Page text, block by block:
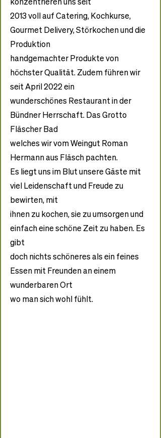
2013 voll auf Catering, Kochkurse,
Gourmet Delivery, Störkochen und die
Produktion
handgemachter Produkte von
höchster Qualität. Zudem führen wir
seit April 2022 ein
wunderschönes Restaurant in der
Bündner Herrschaft. Das Grotto
Fläscher Bad
welches wir vom Weingut Roman
Hermann aus Fläsch pachten.
Es liegt uns im Blut unsere Gäste mit
viel Leidenschaft und Freude zu
bewirten, mit
ihnen zu kochen, sie zu umsorgen und
einfach eine schöne Zeit zu haben. Es
gibt
doch nichts schöneres als ein feines
Essen mit Freunden an einem
wunderbaren Ort
wo man sich wohl fühlt.